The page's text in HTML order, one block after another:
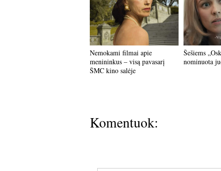
Nemokami filmai apie
menininkus – visą pavasarį
ŠMC kino salėje
Šešiems
nominuota
Komentuok: